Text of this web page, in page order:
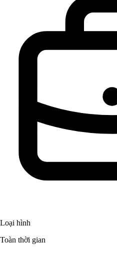
Loại hình
Toàn thời gian